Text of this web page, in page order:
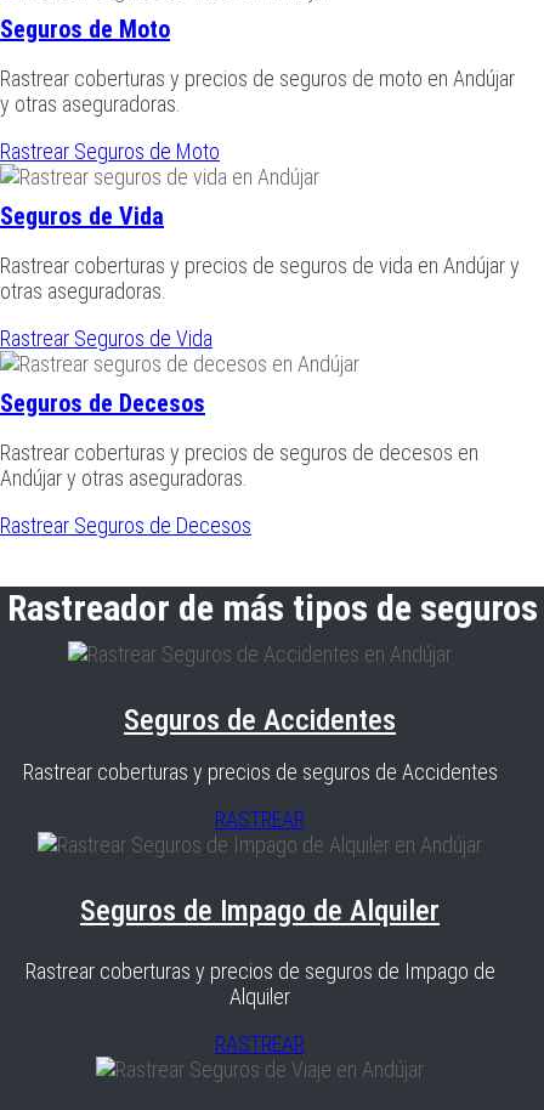
Seguros de Moto
Rastrear coberturas y precios de seguros de moto en Andújar
y otras aseguradoras.
Rastrear Seguros de Moto
Seguros de Vida
Rastrear coberturas y precios de seguros de vida en Andújar y
otras aseguradoras.
Rastrear Seguros de Vida
Seguros de Decesos
Rastrear coberturas y precios de seguros de decesos en
Andújar y otras aseguradoras.
Rastrear Seguros de Decesos
Rastreador de más tipos de seguros
Seguros de Accidentes
Rastrear coberturas y precios de seguros de Accidentes
RASTREAR
Seguros de Impago de Alquiler
Rastrear coberturas y precios de seguros de Impago de
Alquiler
RASTREAR